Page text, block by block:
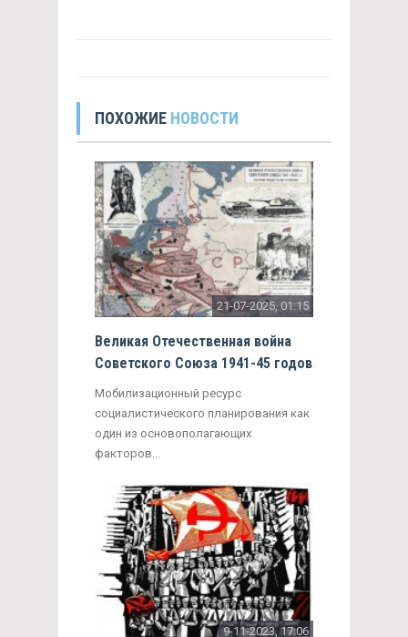
ПОХОЖИЕ НОВОСТИ
21-07-2025, 01:15
Великая Отечественная война
Советского Союза 1941-45 годов
Мобилизационный ресурс
социалистического планирования как
один из основополагающих
факторов...
9-11-2023, 17:06